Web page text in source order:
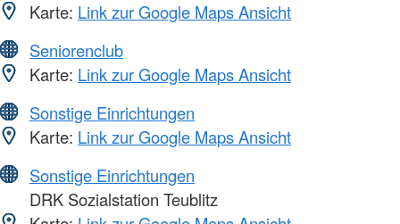
Karte: Link zur Google Maps Ansicht
Seniorenclub
Karte: Link zur Google Maps Ansicht
Sonstige Einrichtungen
Karte: Link zur Google Maps Ansicht
Sonstige Einrichtungen
DRK Sozialstation Teublitz